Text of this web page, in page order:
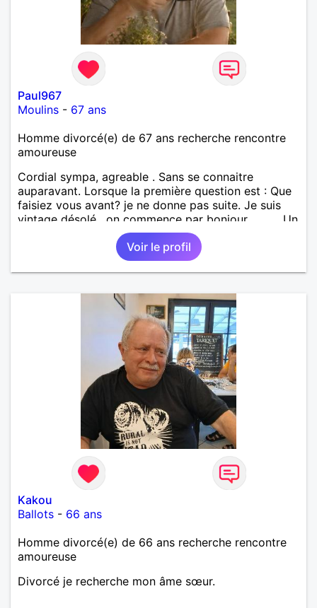
Paul967
Moulins - 67 ans
Homme divorcé(e) de 67 ans recherche rencontre
amoureuse
Cordial sympa, agreable . Sans se connaitre
auparavant. Lorsque la première question est : Que
faisiez vous avant? je ne donne pas suite. Je suis
vintage désolé , on commence par bonjour .......... Un
minimum ...... Je ne suis pas docteur , banquier,
psycholoque , philantrope, mécène.
Voir le profil
Kakou
Ballots - 66 ans
Homme divorcé(e) de 66 ans recherche rencontre
amoureuse
Divorcé je recherche mon âme sœur.